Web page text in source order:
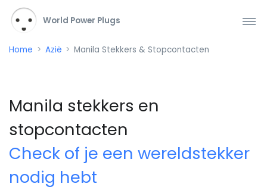
World Power Plugs
Home Azië Manila Stekkers & Stopcontacten
Manila stekkers en
stopcontacten
Check of je een wereldstekker
nodig hebt